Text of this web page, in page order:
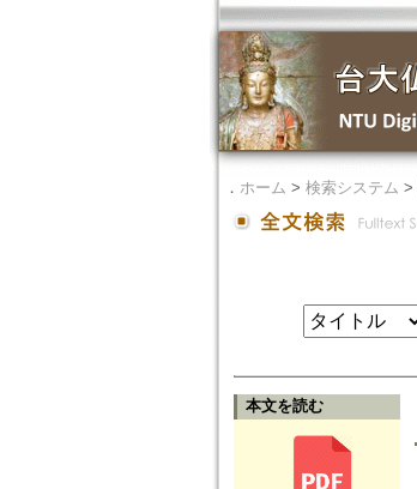
． ホーム > 検索システム >
本文を読む